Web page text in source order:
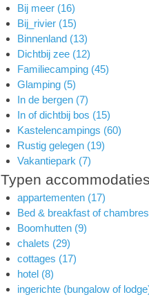
Bij meer (16)
Bij_rivier (15)
Binnenland (13)
Dichtbij zee (12)
Familiecamping (45)
Glamping (5)
In de bergen (7)
In of dichtbij bos (15)
Kastelencampings (60)
Rustig gelegen (19)
Vakantiepark (7)
Typen
appartementen (17)
Bed & breakfast of
Boomhutten (9)
chalets (29)
cottages (17)
hotel (8)
ingerichte (bungalow of